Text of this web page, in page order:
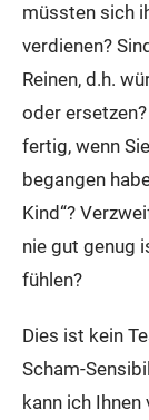
müssten sich
verdienen?
Reinen, d.h.
oder
fertig, wenn
begangen
Kind“?
nie gut genug
fühlen?
Dies ist kein
Scham-
kann ich